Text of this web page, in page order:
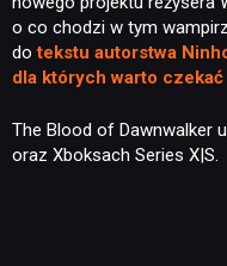
o co chodzi w tym
dotekstu autorstwa
dla których warto czekać
The Blood of Dawnwalker
oraz Xboksach Series X|S.